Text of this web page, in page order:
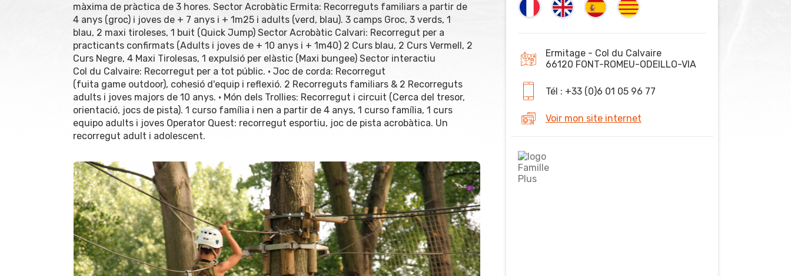
màxima de pràctica de 3 hores. Sector Acrobàtic Ermita: Recorreguts familiars a partir de
4 anys (groc) i joves de + 7 anys i + 1m25 i adults (verd, blau). 3 camps Groc, 3 verds, 1
blau, 2 maxi tiroleses, 1 buit (Quick Jump) Sector Acrobàtic Calvari: Recorregut per a
practicants confirmats (Adults i joves de + 10 anys i + 1m40) 2 Curs blau, 2 Curs Vermell, 2
Curs Negre, 4 Maxi Tirolesas, 1 expulsió per elàstic (Maxi bungee) Sector interactiu
Col du Calvaire: Recorregut per a tot públic. • Joc de corda: Recorregut
(fuita game outdoor), cohesió d'equip i reflexió. 2 Recorreguts familiars & 2 Recorreguts
adults i joves majors de 10 anys. • Món dels Trollies: Recorregut i circuit (Cerca del tresor,
orientació, jocs de pista). 1 curso família i nen a partir de 4 anys, 1 curso família, 1 curs
equipo adults i joves Operator Quest: recorregut esportiu, joc de pista acrobàtica. Un
recorregut adult i adolescent.
Ermitage - Col du Calvaire
66120 FONT-ROMEU-ODEILLO-VIA
Tél : +33 (0)6 01 05 96 77
Voir mon site internet